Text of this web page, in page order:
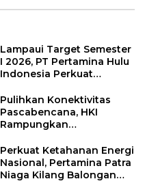
Lampaui Target Semester
I 2026, PT Pertamina Hulu
Indonesia Perkuat
Nasional Lewat Inovasi &
Keselamatan Kerja
Pulihkan Konektivitas
Pascabencana, HKI
Rampungkan
Lembah Anai dan Malalak
Perkuat Ketahanan Energi
Nasional, Pertamina Patra
Niaga Kilang Balongan